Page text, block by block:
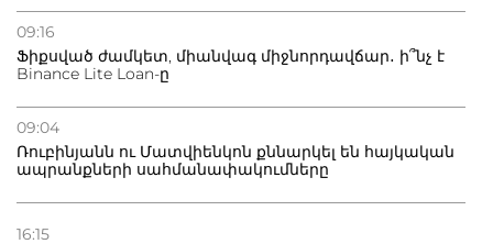
09:16
Ֆիքսված ժամկետ, միանվագ միջնորդավճար․ ի՞նչ է
Binance Lite Loan-ը
09:04
Ռուբինյանն ու Մատվիենկոն քննարկել են հայկական
ապրանքների սահմանափակումները
16:15